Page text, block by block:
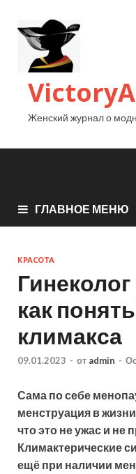
Женский журнал о
ГЛАВНОЕ МЕНЮ
КРАСОТА
как
климакса
09.01.2023 - от admin -
Сама по себе
менструация в
что это не ужас и
Климактерические
ещё при наличии